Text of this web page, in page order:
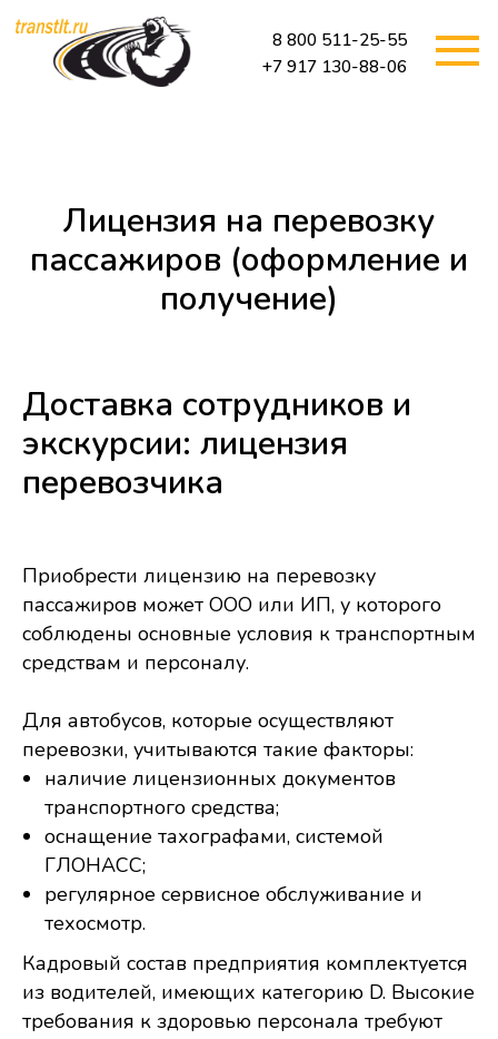
+7 917 130-88-06
Лицензия на перевозку
пассажиров (оформление и
получение)
Доставка сотрудников и
экскурсии: лицензия
перевозчика
Приобрести лицензию на перевозку
пассажиров может ООО или ИП, у которого
соблюдены основные условия к транспортным
средствам и персоналу.
Для автобусов, которые осуществляют
перевозки, учитываются такие факторы:
наличие лицензионных документов
транспортного средства;
оснащение тахографами, системой
ГЛОНАСС;
регулярное сервисное обслуживание и
техосмотр.
Кадровый состав предприятия комплектуется
из водителей, имеющих категорию D. Высокие
требования к здоровью персонала требуют